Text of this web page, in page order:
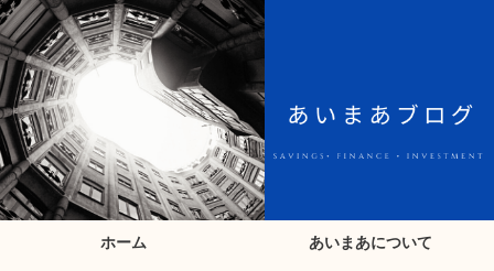
ホーム あいまあについて